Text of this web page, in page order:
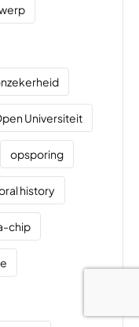
Universiteit
opsporing
history
chip